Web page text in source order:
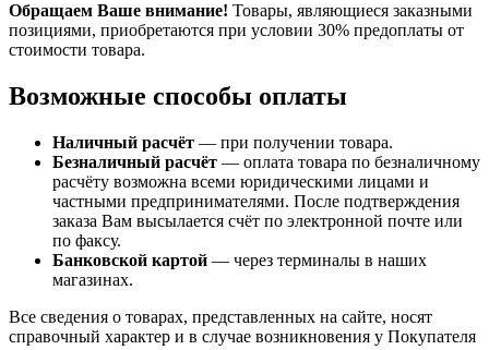
Обращаем Ваше внимание! Товары, являющиеся заказными
позициями, приобретаются при условии 30% предоплаты от
стоимости товара.
Возможные способы оплаты
Наличный расчёт — при получении товара.
Безналичный расчёт — оплата товара по безналичному
расчёту возможна всеми юридическими лицами и
частными предпринимателями. После подтверждения
заказа Вам высылается счёт по электронной почте или
по факсу.
Банковской картой — через терминалы в наших
магазинах.
Все сведения о товарах, представленных на сайте, носят
справочный характер и в случае возникновения у Покупателя